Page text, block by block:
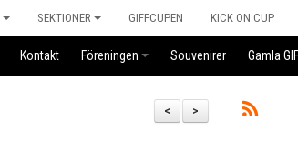
SEKTIONER GIFFCUPEN KICK ON CUP
Kontakt Föreningen Souvenirer Gamla
>
<